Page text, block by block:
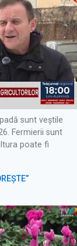
sunt veștile
Fermierii sunt
poate fi